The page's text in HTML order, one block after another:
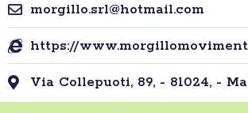
morgillo.srl@hotmail.com
https://
Via Collepuoti, 89, - 81024, -